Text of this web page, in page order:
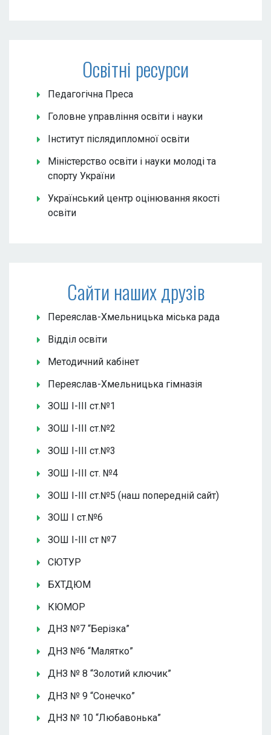
Освітні ресурси
Педагогічна Преса
Головне управління освіти і науки
Інститут післядипломної освіти
Міністерство освіти і науки молоді та
спорту України
Український центр оцінювання якості
освіти
Сайти наших друзів
Переяслав-Хмельницька міська рада
Відділ освіти
Методичний кабінет
Переяслав-Хмельницька гімназія
ЗОШ І-ІІІ ст.№1
ЗОШ І-ІІІ ст.№2
ЗОШ І-ІІІ ст.№3
ЗОШ І-ІІІ ст. №4
ЗОШ І-ІІІ ст.№5 (наш попередній сайт)
ЗОШ І ст.№6
ЗОШ І-ІІІ ст №7
СЮТУР
БХТДЮМ
КЮМОР
ДНЗ №7 “Берізка”
ДНЗ №6 “Малятко”
ДНЗ № 8 “Золотий ключик”
ДНЗ № 9 “Сонечко”
ДНЗ № 10 “Любавонька”